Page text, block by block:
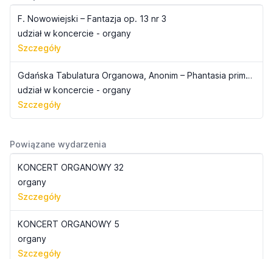
F. Nowowiejski – Fantazja op. 13 nr 3
udział w koncercie - organy
Szczegóły
Gdańska Tabulatura Organowa, Anonim – Phantasia primi toni
udział w koncercie - organy
Szczegóły
Powiązane wydarzenia
KONCERT ORGANOWY 32
organy
Szczegóły
KONCERT ORGANOWY 5
organy
Szczegóły